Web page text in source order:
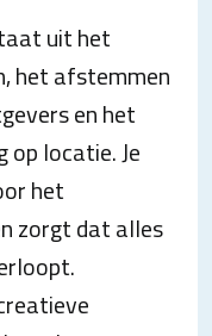
uit het
het afstemmen
en het
locatie. Je
het
zorgt dat alles